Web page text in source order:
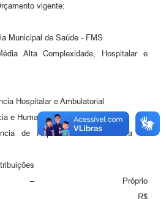
vigente:
Municipal de Saúde - FMS
Alta Complexidade, Hospitalar e
Hospitalar e Ambulatorial
e Humanização em Saúde
de Repasse a Santa Casa de
– Próprio
R$